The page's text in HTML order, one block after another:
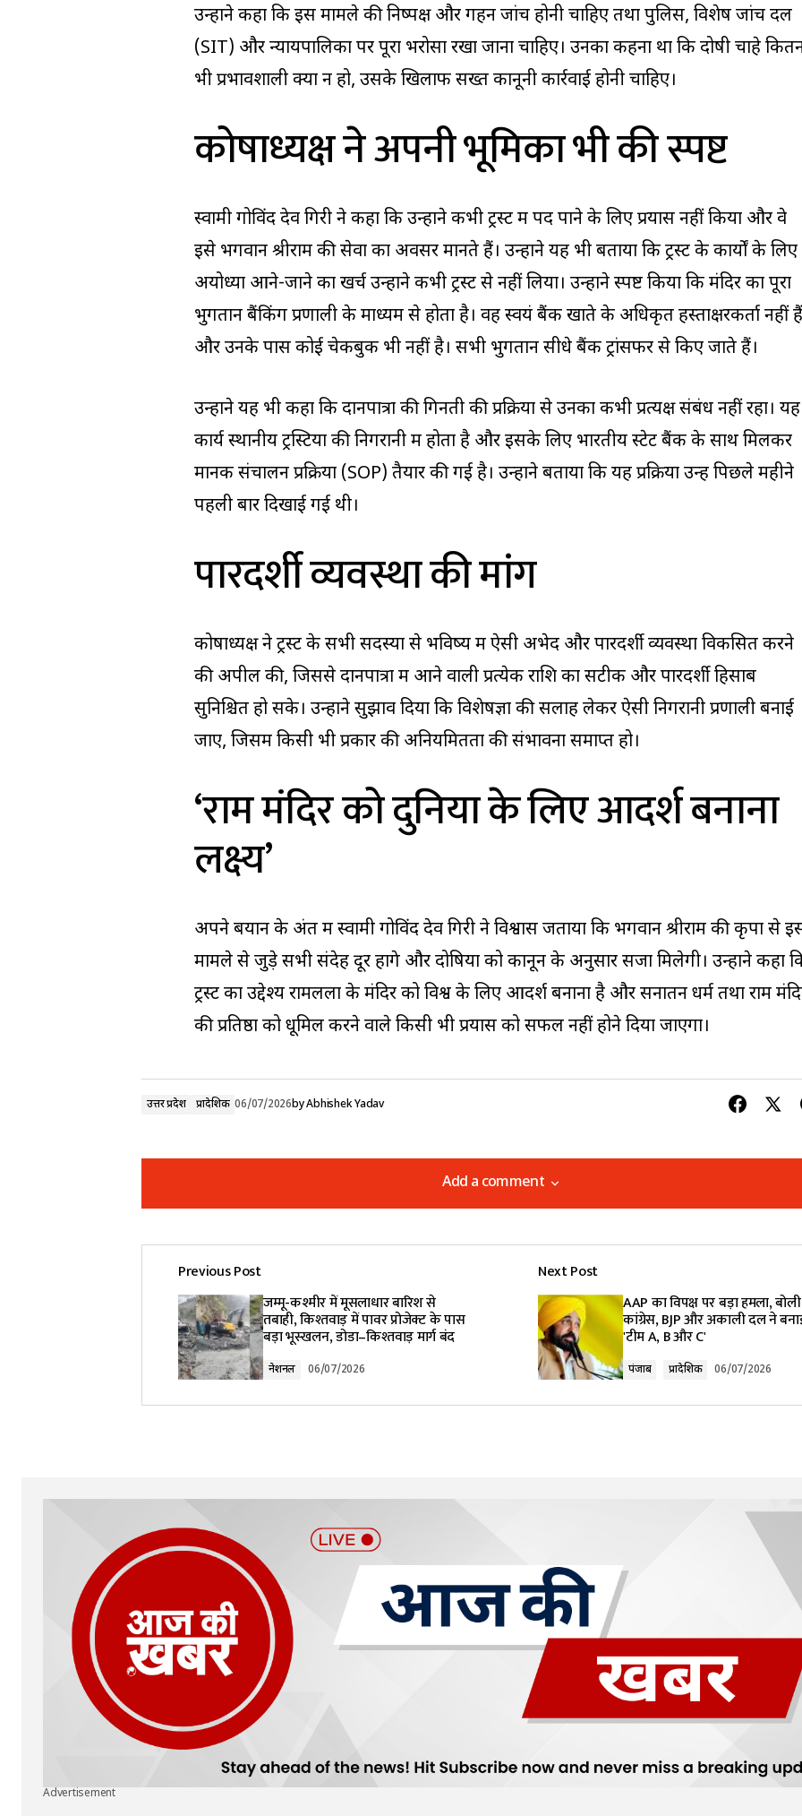
उन्होंने कहा कि इस मामले की निष्पक्ष और गहन जांच होनी चाहिए तथा पुलिस, विशेष जांच दल
(SIT) और न्यायपालिका पर पूरा भरोसा रखा जाना चाहिए। उनका कहना था कि दोषी चाहे
भी प्रभावशाली क्यों न हो, उसके खिलाफ सख्त कानूनी कार्रवाई होनी चाहिए।
कोषाध्यक्ष ने अपनी भूमिका भी की स्पष्ट
स्वामी गोविंद देव गिरी ने कहा कि उन्होंने कभी ट्रस्ट में पद पाने के लिए प्रयास नहीं किया और वे
इसे भगवान श्रीराम की सेवा का अवसर मानते हैं। उन्होंने यह भी बताया कि ट्रस्ट के कार्यों के लिए
अयोध्या आने-जाने का खर्च उन्होंने कभी ट्रस्ट से नहीं लिया। उन्होंने स्पष्ट किया कि मंदिर का पूरा
भुगतान बैंकिंग प्रणाली के माध्यम से होता है। वह स्वयं बैंक खाते के अधिकृत हस्ताक्षरकर्ता नहीं हैं
और उनके पास कोई चेकबुक भी नहीं है। सभी भुगतान सीधे बैंक ट्रांसफर से किए जाते हैं।
उन्होंने यह भी कहा कि दानपात्रों की गिनती की प्रक्रिया से उनका कभी प्रत्यक्ष संबंध नहीं रहा। यह
कार्य स्थानीय ट्रस्टियों की निगरानी में होता है और इसके लिए भारतीय स्टेट बैंक के साथ मिलकर
मानक संचालन प्रक्रिया (SOP) तैयार की गई है। उन्होंने बताया कि यह प्रक्रिया उन्हें पिछले महीने
पहली बार दिखाई गई थी।
पारदर्शी व्यवस्था की मांग
कोषाध्यक्ष ने ट्रस्ट के सभी सदस्यों से भविष्य में ऐसी अभेद और पारदर्शी व्यवस्था विकसित करने
की अपील की, जिससे दानपात्रों में आने वाली प्रत्येक राशि का सटीक और पारदर्शी हिसाब
सुनिश्चित हो सके। उन्होंने सुझाव दिया कि विशेषज्ञों की सलाह लेकर ऐसी निगरानी प्रणाली बनाई
जाए, जिसमें किसी भी प्रकार की अनियमितता की संभावना समाप्त हो।
‘राम मंदिर को दुनिया के लिए आदर्श बनाना
लक्ष्य’
अपने बयान के अंत में स्वामी गोविंद देव गिरी ने विश्वास जताया कि भगवान श्रीराम की कृपा से
मामले से जुड़े सभी संदेह दूर होंगे और दोषियों को कानून के अनुसार सजा मिलेगी। उन्होंने कहा
ट्रस्ट का उद्देश्य रामलला के मंदिर को विश्व के लिए आदर्श बनाना है और सनातन धर्म तथा राम
की प्रतिष्ठा को धूमिल करने वाले किसी भी प्रयास को सफल नहीं होने दिया जाएगा।
उत्तर प्रदेश प्रादेशिक 06/07/2026byAbhishek Yadav
Add a comment
Add a comment
Your email address will not be published. Required fields are marked*
Comment*
Previous Post
जम्मू-कश्मीर में मूसलाधार बारिश से
तबाही, किश्तवाड़ में पावर प्रोजेक्ट के पास
बड़ा भूस्खलन, डोडा–किश्तवाड़ मार्ग बंद
नेशनल 06/07/2026
Next Post
AAP का विपक्ष पर बड़ा हमला,
कांग्रेस, BJP और अकाली दल ने
'टीम A, B और C'
पंजाब प्रादेशिक 06/07/2026
Advertisement